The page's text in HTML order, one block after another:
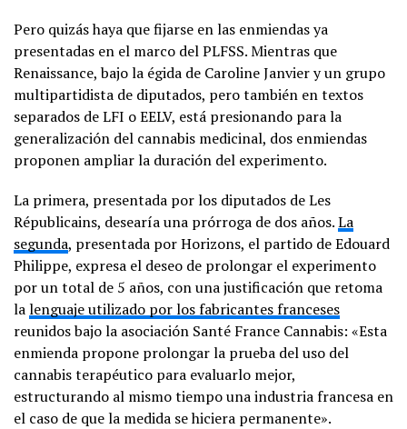
Pero quizás haya que fijarse en las enmiendas ya
presentadas en el marco del PLFSS. Mientras que
Renaissance, bajo la égida de Caroline Janvier y un grupo
multipartidista de diputados, pero también en textos
separados de LFI o EELV, está presionando para la
generalización del cannabis medicinal, dos enmiendas
proponen ampliar la duración del experimento.
La primera, presentada por los diputados de Les
Républicains, desearía una prórroga de dos años.La
segunda, presentada por Horizons, el partido de Edouard
Philippe, expresa el deseo de prolongar el experimento
por un total de 5 años, con una justificación que retoma
lalenguaje utilizado por los fabricantes franceses
reunidos bajo la asociación Santé France Cannabis: «Esta
enmienda propone prolongar la prueba del uso del
cannabis terapéutico para evaluarlo mejor,
estructurando al mismo tiempo una industria francesa en
el caso de que la medida se hiciera permanente».